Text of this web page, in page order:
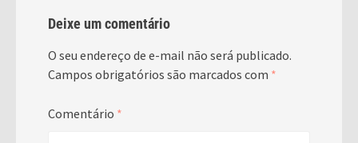
Deixe um comentário
O seu endereço de e-mail não será publicado.
Campos obrigatórios são marcados com *
Comentário *